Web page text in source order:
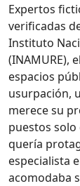
Expertos
verificadas
Instituto
(INAMURE),
espacios
usurpación,
merece su
puestos
quería
especialista
acomodaba